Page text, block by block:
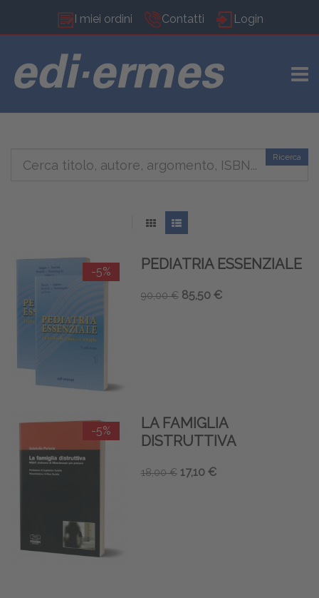
I miei ordini Contatti Login
Ricerca
-5% PEDIATRIA ESSENZIALE
90,00 € 85,50 €
-5%
LA FAMIGLIA
DISTRUTTIVA
18,00 € 17,10 €